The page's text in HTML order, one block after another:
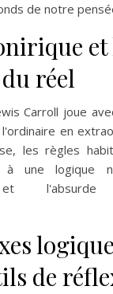
de notre
et
réel
Carroll joue
en
les règles
à une logique
et l'absurde
de